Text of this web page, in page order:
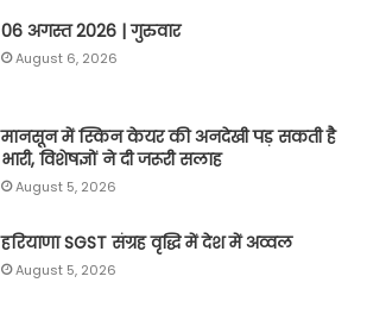
06 अगस्त 2026 | गुरुवार
August 6, 2026
मानसून में स्किन केयर की अनदेखी पड़ सकती है
भारी, विशेषज्ञों ने दी जरूरी सलाह
August 5, 2026
हरियाणा SGST संग्रह वृद्धि में देश में अव्वल
August 5, 2026